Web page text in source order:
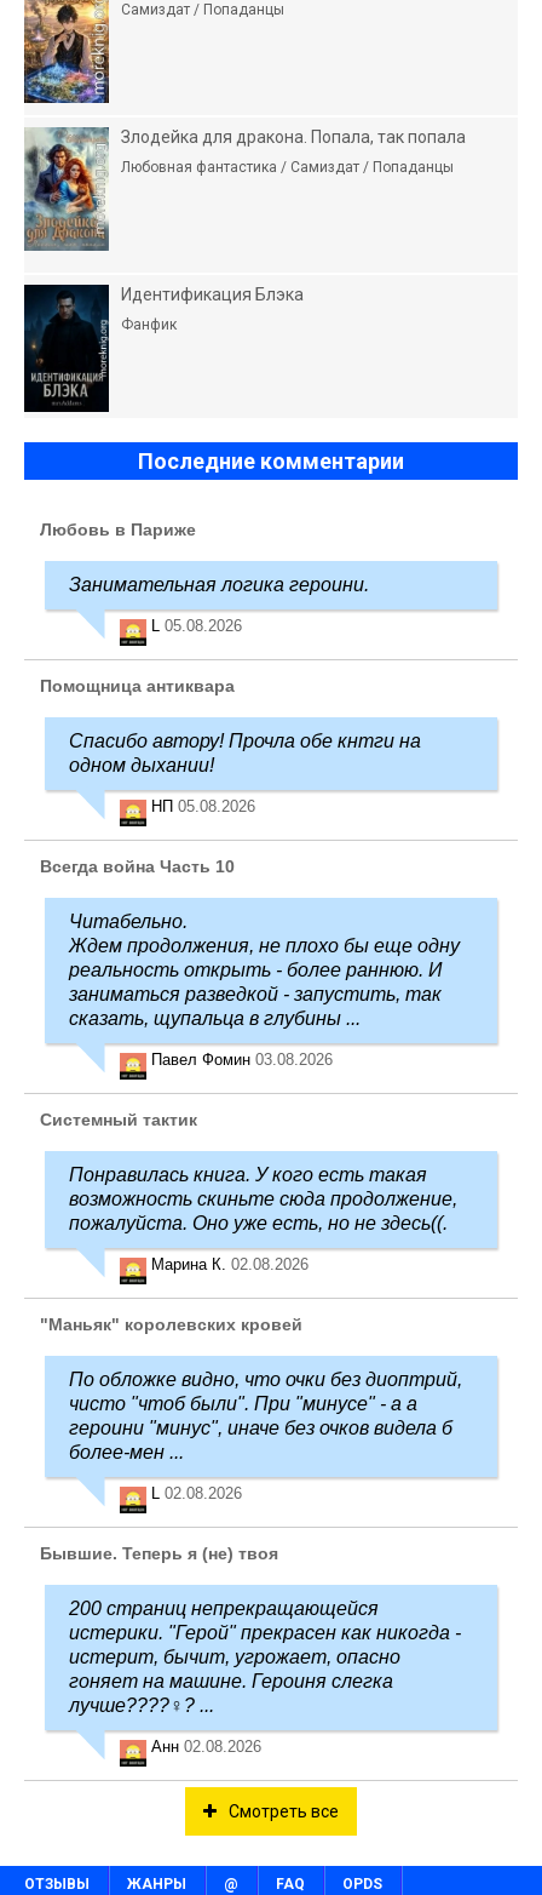
Самиздат / Попаданцы
Злодейка для дракона. Попала, так попала
Любовная фантастика / Самиздат / Попаданцы
Идентификация Блэка
Фанфик
Последние комментарии
Любовь в Париже
Занимательная логика героини.
L 05.08.2026
Помощница антиквара
Спасибо автору! Прочла обе кнтги на
одном дыхании!
НП 05.08.2026
Всегда война Часть 10
Читабельно.
Ждем продолжения, не плохо бы еще одну
реальность открыть - более раннюю. И
заниматься разведкой - запустить, так
сказать, щупальца в глубины ...
Павел Фомин 03.08.2026
Системный тактик
Понравилась книга. У кого есть такая
возможность скиньте сюда продолжение,
пожалуйста. Оно уже есть, но не здесь((.
Марина К. 02.08.2026
"Маньяк" королевских кровей
По обложке видно, что очки без диоптрий,
чисто "чтоб были". При "минусе" - а а
героини "минус", иначе без очков видела б
более-мен ...
L 02.08.2026
Бывшие. Теперь я (не) твоя
200 страниц непрекращающейся
истерики. "Герой" прекрасен как никогда -
истерит, бычит, угрожает, опасно
гоняет на машине. Героиня слегка
лучше????‍♀️? ...
Анн 02.08.2026
Смотреть все
ОТЗЫВЫ ЖАНРЫ @ FAQ OPDS